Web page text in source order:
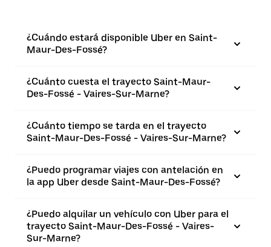
¿Cuándo estará disponible Uber en Saint-
Maur-Des-Fossé?
¿Cuánto cuesta el trayecto Saint-Maur-
Des-Fossé - Vaires-Sur-Marne?
¿Cuánto tiempo se tarda en el trayecto
Saint-Maur-Des-Fossé - Vaires-Sur-Marne?
¿Puedo programar viajes con antelación en
la app Uber desde Saint-Maur-Des-Fossé?
¿Puedo alquilar un vehículo con Uber para el
trayecto Saint-Maur-Des-Fossé - Vaires-
Sur-Marne?